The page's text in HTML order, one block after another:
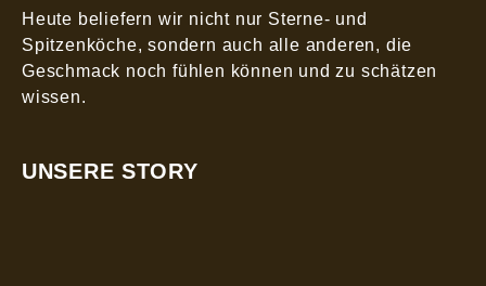
Heute beliefern wir nicht nur Sterne- und
Spitzenköche, sondern auch alle anderen, die
Geschmack noch fühlen können und zu schätzen
wissen.
UNSERE STORY